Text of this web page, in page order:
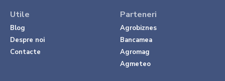
Utile
Blog
Despre noi
Contacte
Parteneri
Agrobiznes
Bancamea
Agromag
Agmeteo